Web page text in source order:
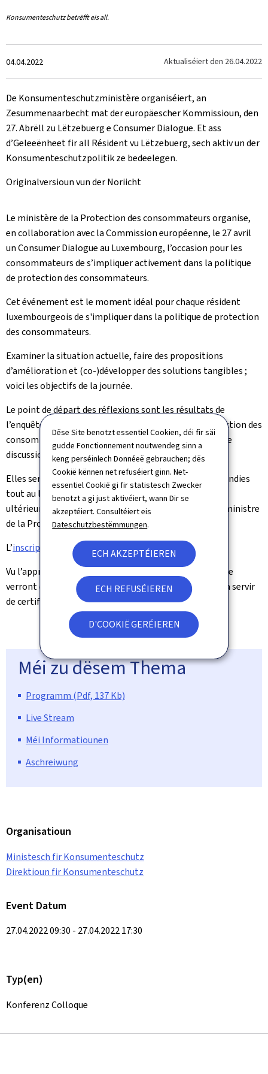
Dëse Site benotzt essentiel Cookien, déi fir säi
gudde Fonctionnement noutwendeg sinn a
keng perséinlech Donnéeë gebrauchen; dës
Cookië kënnen net refuséiert ginn. Net-
essentiel Cookië gi fir statistesch Zwecker
benotzt a gi just aktivéiert, wann Dir se
akzeptéiert. Consultéiert eis
Dateschutzbestëmmungen.
ECH AKZEPTÉIEREN
ECH REFUSÉIEREN
D'COOKIË GERÉIEREN
Konsumenteschutz betrëfft eis all.
Created
on
04.04.2022 Aktualiséiert den 26.04.2022
De Konsumenteschutzministère organiséiert, an
Zesummenaarbecht mat der europäescher Kommissioun, den
27. Abrëll zu Lëtzebuerg e Consumer Dialogue. Et ass
d’Geleeënheet fir all Résident vu Lëtzebuerg, sech aktiv un der
Konsumenteschutzpolitik ze bedeelegen.
Originalversioun vun der Noriicht
Le ministère de la Protection des consommateurs organise,
en collaboration avec la Commission européenne, le 27 avril
un Consumer Dialogue au Luxembourg, l’occasion pour les
consommateurs de s’impliquer activement dans la politique
de protection des consommateurs.
Cet événement est le moment idéal pour chaque résident
luxembourgeois de s'impliquer dans la politique de protection
des consommateurs.
Examiner la situation actuelle, faire des propositions
d’amélioration et (co-)développer des solutions tangibles ;
voici les objectifs de la journée.
Le point de départ des réflexions sont les résultats de
l’enquête publique menée par le ministère de la Protection des
consommateurs en février/mars 2022 et des groupes de
discussion qui en résultaient.
Elles seront présentées en début du Dialogue, approfondies
tout au long des échanges de la journée et soumises
ultérieurement sous forme de recommandations à la ministre
de la Protection des consommateurs.
L’inscription
à l’événement est obligatoire.
Vu l’approche innovante, les participants à la journée se
verront délivrer une attestation de présence qui pourra servir
de certification de formation.
© MPC
Méi zu dësem Thema
Programm (Pdf, 137 Kb)
Live Stream
Méi Informatiounen
Aschreiwung
Organisatioun
Ministesch fir Konsumenteschutz
Direktioun fir Konsumenteschutz
Event Datum
27.04.2022 09:30 - 27.04.2022 17:30
Typ(en)
Konferenz Colloque